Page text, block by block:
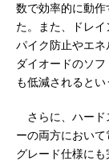
数で効率的に動
た。また、ドレ
パイク防止やエ
ダイオードのソフ
も低減されるとい
さらに、ハード
ーの両方におい
グレード仕様に